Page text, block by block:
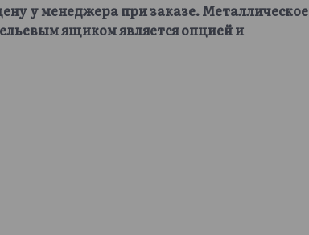
у менеджера при заказе. Металлическое
ящиком является опцией и